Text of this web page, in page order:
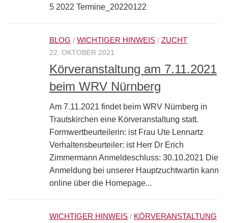
5 2022 Termine_20220122
BLOG / WICHTIGER HINWEIS / ZUCHT
22. OKTOBER 2021
Körveranstaltung am 7.11.2021
beim WRV Nürnberg
Am 7.11.2021 findet beim WRV Nürnberg in
Trautskirchen eine Körveranstaltung statt.
Formwertbeurteilerin: ist Frau Ute Lennartz
Verhaltensbeurteiler: ist Herr Dr Erich
Zimmermann Anmeldeschluss: 30.10.2021 Die
Anmeldung bei unserer Hauptzuchtwartin kann
online über die Homepage...
WICHTIGER HINWEIS / KÖRVERANSTALTUNG